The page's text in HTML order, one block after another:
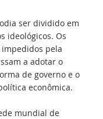
ser dividido em
ideológicos. Os
pela
a adotar o
de governo e o
econômica.
mundial de